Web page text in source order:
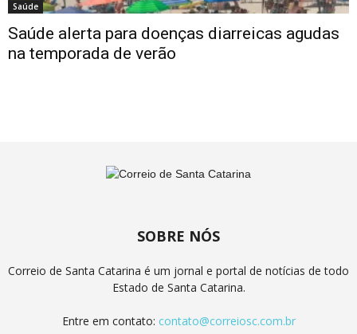
Saúde
Saúde alerta para doenças diarreicas agudas
na temporada de verão
SOBRE NÓS
Correio de Santa Catarina é um jornal e portal de notícias de todo
Estado de Santa Catarina.
Entre em contato: contato@correiosc.com.br